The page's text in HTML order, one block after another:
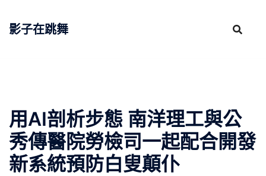
影子在跳舞
用AI剖析步態 南洋理工與公
秀傳醫院勞檢司一起配合開發
新系統預防白叟顛仆